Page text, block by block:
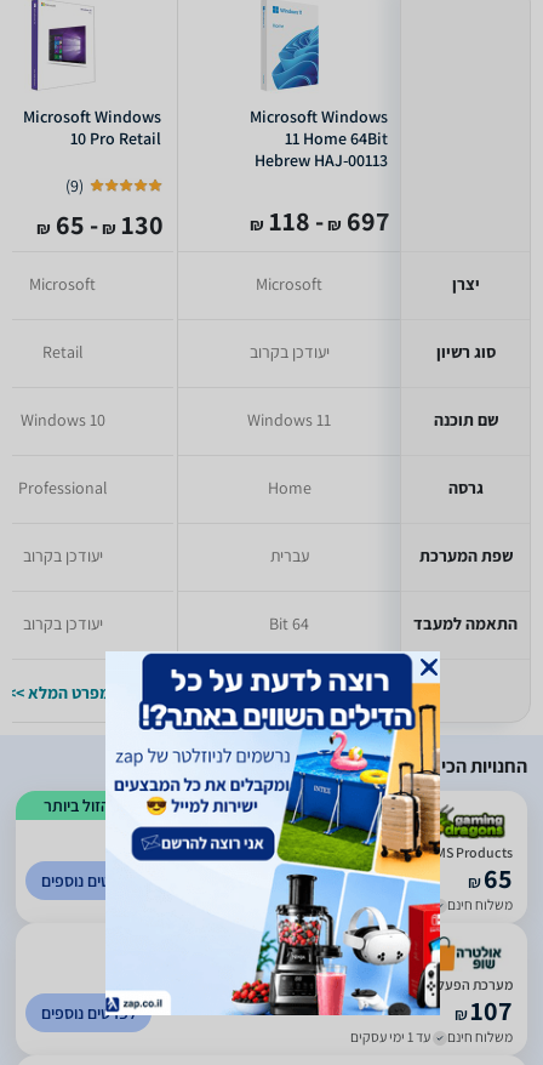
יצרן
סוג רשיון
שם תוכנה
גרסה
שפת המערכת
התאמה למעבד
Microsoft Windows
11 Home 64Bit
Hebrew HAJ-00113
697
₪
- 118
₪
Microsoft
יעודכן בקרוב
Windows 11
Home
עברית
64 Bit
למפרט המלא >>
Microsoft Windows
10 Pro Retail
(
9
)
130
₪
- 65
₪
Microsoft
Retail
Windows 10
Professional
יעודכן בקרוב
יעודכן בקרוב
למפרט המלא >>
החנויות הכי זולות
הזול ביותר
5
(
73
)
Windows 10 Pro Retail MS Products עותק דיגיטלית
₪65
משלוח חינם עד 1 ימי עסקים
לפרטים נוספים
5
(
24
)
מערכת הפעלה Windows 10 Pro Retail
₪107
משלוח חינם עד 1 ימי עסקים
לפרטים נוספים